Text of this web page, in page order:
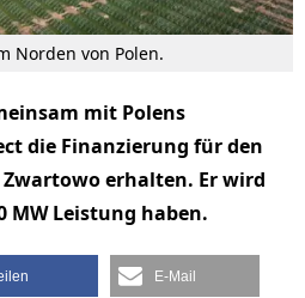
Norden von Polen.
mit Polens
die Finanzierung für den
erhalten. Er wird
MW Leistung haben.
E-Mail